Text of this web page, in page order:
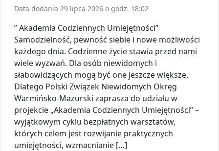
Data dodania 29 lipca 2026 o godz. 18:02
” Akademia Codziennych Umiejętności”
Samodzielność, pewność siebie i nowe możliwości
każdego dnia. Codzienne życie stawia przed nami
wiele wyzwań. Dla osób niewidomych i
słabowidzących mogą być one jeszcze większe.
Dlatego Polski Związek Niewidomych Okręg
Warmińsko-Mazurski zaprasza do udziału w
projekcie „Akademia Codziennych Umiejętności” –
wyjątkowym cyklu bezpłatnych warsztatów,
których celem jest rozwijanie praktycznych
umiejętności, wzmacnianie […]